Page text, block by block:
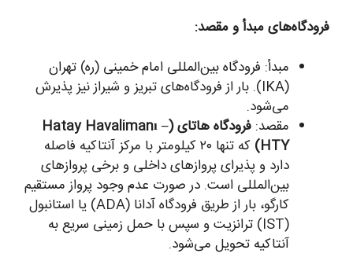
فرودگاه‌های مبدأ و مقصد:
مبدأ: فرودگاه بین‌المللی امام خمینی (ره) تهران
(IKA). بار از فرودگاه‌های تبریز و شیراز نیز پذیرش
می‌شود.
مقصد:
فرودگاه هاتای (Hatay Havalimanı –
HTY)
که تنها ۲۰ کیلومتر با مرکز آنتاکیه فاصله
دارد و پذیرای پروازهای داخلی و برخی پروازهای
بین‌المللی است. در صورت عدم وجود پرواز مستقیم
کارگو، بار از طریق فرودگاه آدانا (ADA) یا استانبول
(IST) ترانزیت و سپس با حمل زمینی سریع به
آنتاکیه تحویل می‌شود.